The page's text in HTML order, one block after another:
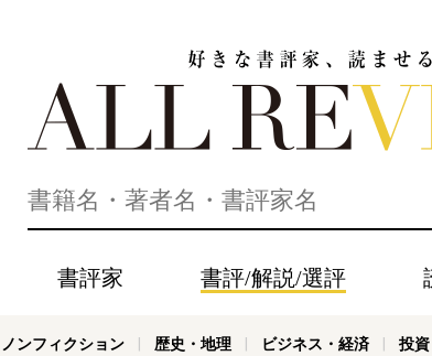
書評家 書評/解説/選評
ノンフィクション 歴史・地理 ビジネス・経済 投